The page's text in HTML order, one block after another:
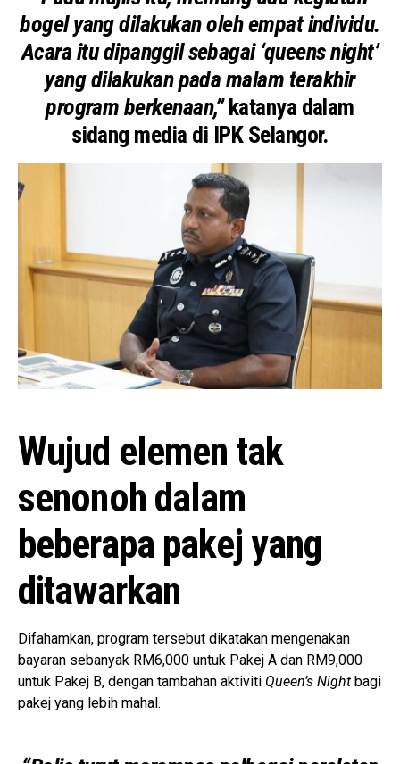
bogel yang dilakukan oleh empat individu.
Acara itu dipanggil sebagai ‘queens night’
yang dilakukan pada malam terakhir
program berkenaan,”katanya dalam
sidang media di IPK Selangor.
Wujud elemen tak
senonoh dalam
beberapa pakej yang
ditawarkan
Difahamkan, program tersebut dikatakan mengenakan
bayaran sebanyak RM6,000 untuk Pakej A dan RM9,000
untuk Pakej B, dengan tambahan aktiviti Queen’s Night bagi
pakej yang lebih mahal.